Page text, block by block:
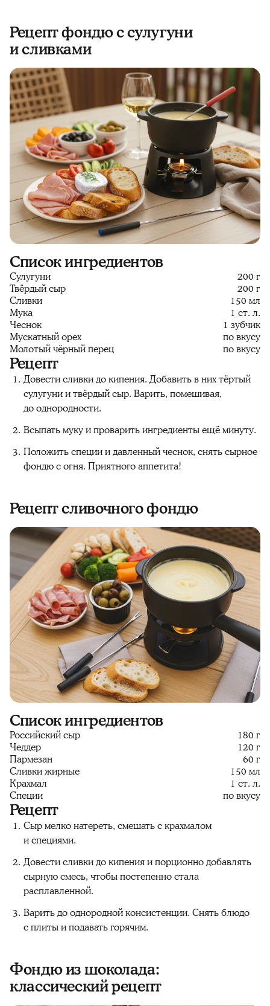
Рецепт фондю с сулугуни
и сливками
Список ингредиентов
Сулугуни
200 г
Твёрдый сыр
200 г
Сливки
150 мл
Мука
1 ст. л.
Чеснок
1 зубчик
Мускатный орех
по вкусу
Молотый чёрный перец
по вкусу
Рецепт
Довести сливки до кипения. Добавить в них тёртый
сулугуни и твёрдый сыр. Варить, помешивая,
до однородности.
Всыпать муку и проварить ингредиенты ещё минуту.
Положить специи и давленный чеснок, снять сырное
фондю с огня. Приятного аппетита!
Рецепт сливочного фондю
Список ингредиентов
Российский сыр
180 г
Чеддер
120 г
Пармезан
60 г
Сливки жирные
150 мл
Крахмал
1 ст. л.
Специи
по вкусу
Рецепт
Сыр мелко натереть, смешать с крахмалом
и специями.
Довести сливки до кипения и порционно добавлять
сырную смесь, чтобы постепенно стала
расплавленной.
Варить до однородной консистенции. Снять блюдо
с плиты и подавать горячим.
Фондю из шоколада:
классический рецепт